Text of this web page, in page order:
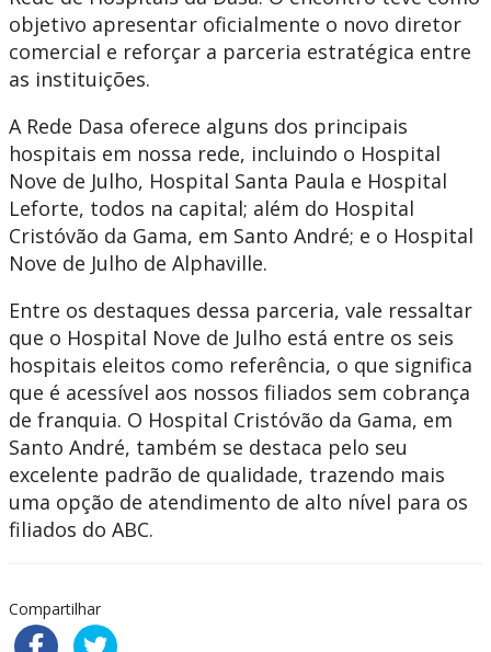
objetivo apresentar oficialmente o novo diretor
comercial e reforçar a parceria estratégica entre
as instituições.
A Rede Dasa oferece alguns dos principais
hospitais em nossa rede, incluindo o Hospital
Nove de Julho, Hospital Santa Paula e Hospital
Leforte, todos na capital; além do Hospital
Cristóvão da Gama, em Santo André; e o Hospital
Nove de Julho de Alphaville.
Entre os destaques dessa parceria, vale ressaltar
que o Hospital Nove de Julho está entre os seis
hospitais eleitos como referência, o que significa
que é acessível aos nossos filiados sem cobrança
de franquia. O Hospital Cristóvão da Gama, em
Santo André, também se destaca pelo seu
excelente padrão de qualidade, trazendo mais
uma opção de atendimento de alto nível para os
filiados do ABC.
Compartilhar